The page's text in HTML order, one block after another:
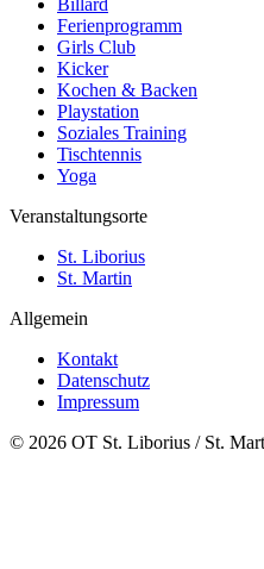
Ferienprogramm
Girls Club
Kicker
Kochen & Backen
Playstation
Soziales Training
Tischtennis
Yoga
Veranstaltungsorte
St. Liborius
St. Martin
Allgemein
Kontakt
Datenschutz
Impressum
© 2026 OT St. Liborius / St.